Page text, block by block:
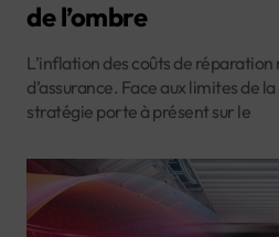
de l’ombre
L’inflation des coûts de
d’assurance. Face aux limites de
stratégie porte à présent sur le